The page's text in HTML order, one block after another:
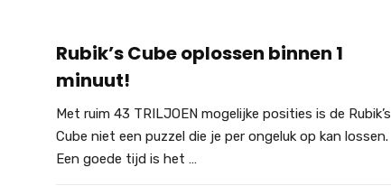
Rubik’s Cube oplossen binnen 1
minuut!
Met ruim 43 TRILJOEN mogelijke posities is de Rubik’s
Cube niet een puzzel die je per ongeluk op kan lossen.
Een goede tijd is het …